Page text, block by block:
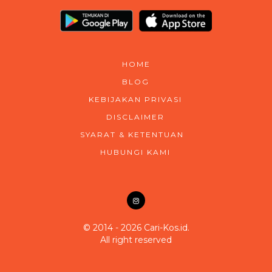
HOME
BLOG
KEBIJAKAN PRIVASI
DISCLAIMER
SYARAT & KETENTUAN
HUBUNGI KAMI
© 2014 - 2026 Cari-Kos.id.
All right reserved